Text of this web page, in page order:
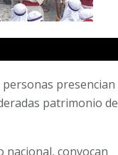
personas presencian
patrimonio de
nacional, convocan